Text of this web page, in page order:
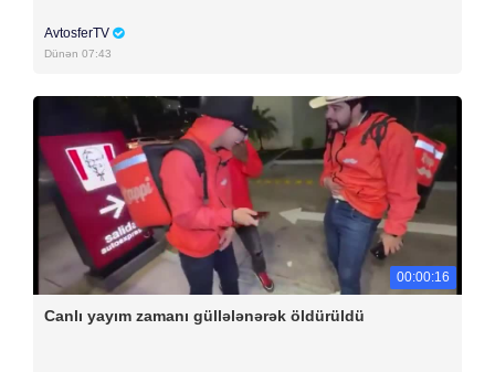
AvtosferTV
Dünən 07:43
00:00:16
Canlı yayım zamanı güllələnərək öldürüldü